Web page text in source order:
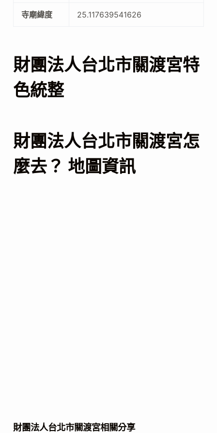
寺廟緯度 25.117639541626
財團法人台北市關渡宮特
色統整
財團法人台北市關渡宮怎
麼去？ 地圖資訊
財團法人台北市關渡宮相關分享